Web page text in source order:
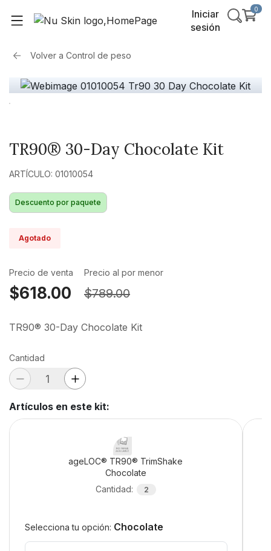
Iniciar
sesión
0
Volver a Control de peso
TR90® 30-Day Chocolate Kit
ARTÍCULO: 01010054
Descuento por paquete
Agotado
Precio de venta
$618.00
Precio al por menor
$789.00
TR90® 30-Day Chocolate Kit
Cantidad
Artículos en este kit:
ageLOC® TR90® TrimShake
Chocolate
Cantidad: 2
Selecciona tu opción: Chocolate